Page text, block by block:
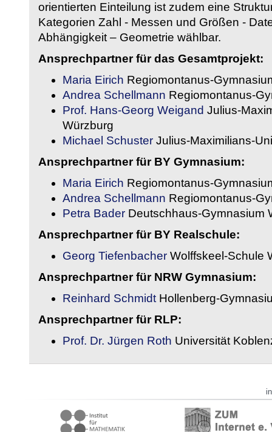
orientierten Einteilung ist zudem eine
Kategorien Zahl - Messen und Größen -
Abhängigkeit – Geometrie wählbar.
Ansprechpartner für das Gesamtprojekt:
Maria Eirich Regiomontanus-
Andrea Schellmann Regiomontanus-
Prof. Hans-Georg Weigand Julius-
Würzburg
Michael Schuster Julius-Maximilians-
Ansprechpartner für BY Gymnasium:
Maria Eirich Regiomontanus-
Andrea Schellmann Regiomontanus-
Petra Bader Deutschhaus-Gymnasium
Ansprechpartner für BY Realschule:
Georg Tiefenbacher Wolffskeel-Schule
Ansprechpartner für NRW Gymnasium:
Reinhard Schmidt Hollenberg-
Ansprechpartner für RLP:
Prof. Dr. Jürgen Roth Universität